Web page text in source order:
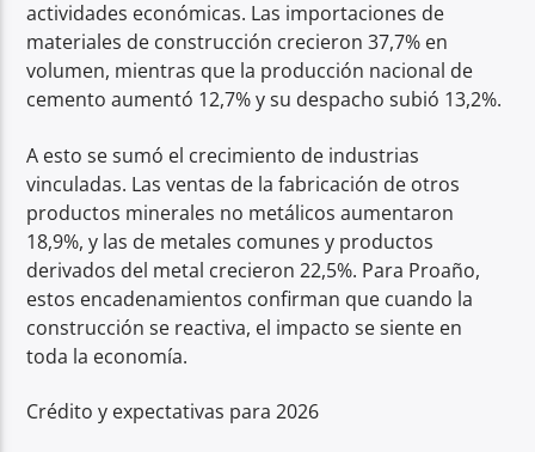
actividades económicas. Las importaciones de
materiales de construcción crecieron 37,7% en
volumen, mientras que la producción nacional de
cemento aumentó 12,7% y su despacho subió 13,2%.
A esto se sumó el crecimiento de industrias
vinculadas. Las ventas de la fabricación de otros
productos minerales no metálicos aumentaron
18,9%, y las de metales comunes y productos
derivados del metal crecieron 22,5%. Para Proaño,
estos encadenamientos confirman que cuando la
construcción se reactiva, el impacto se siente en
toda la economía.
Crédito y expectativas para 2026